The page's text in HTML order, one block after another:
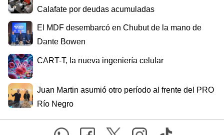
Calafate por deudas acumuladas
El MDF desembarcó en Chubut de la mano de
Dante Bowen
CART-T, la nueva ingeniería celular
Juan Martin asumió otro período al frente del PRO
Río Negro